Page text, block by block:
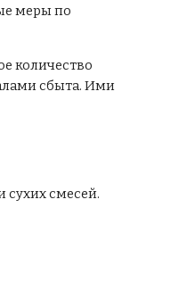
меры по
количество
сбыта. Ими
смесей.